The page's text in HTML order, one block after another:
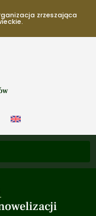
zrzeszająca